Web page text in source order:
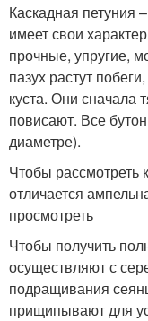
Каскадная петуния
имеет свои
прочные, упругие,
пазух растут
куста. Они сначала
повисают. Все
диаметре).
Чтобы рассмотреть
отличается
просмотреть
Чтобы получить
осуществляют с
подращивания
прищипывают для